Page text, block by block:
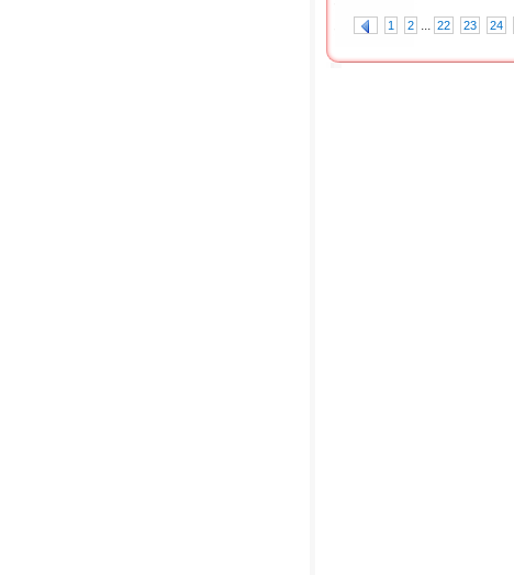
1 2 ... 22 23 24